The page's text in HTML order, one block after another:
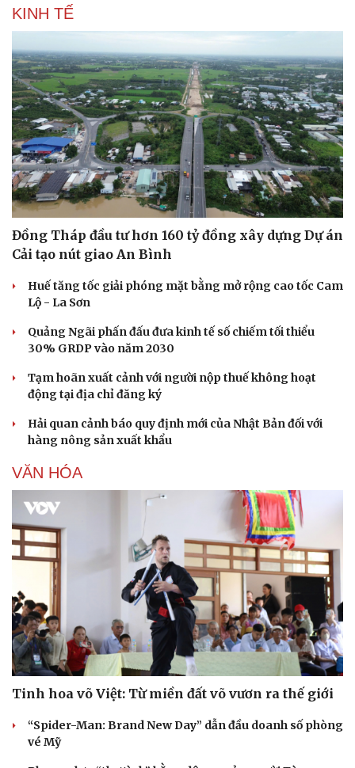
Sức khỏe
Dinh dưỡng - món ngon
Sản phụ khoa
Nhi khoa
Nam khoa
Làm đẹp - giảm cân
Phòng mạch online
Ăn sạch sống khỏe
Đời sống
KINH TẾ
Đồng Tháp đầu tư hơn 160 tỷ đồng xây dựng Dự án
Cải tạo nút giao An Bình
Huế tăng tốc giải phóng mặt bằng mở rộng cao tốc Cam
Lộ - La Sơn
Quảng Ngãi phấn đấu đưa kinh tế số chiếm tối thiểu
30% GRDP vào năm 2030
Tạm hoãn xuất cảnh với người nộp thuế không hoạt
động tại địa chỉ đăng ký
Hải quan cảnh báo quy định mới của Nhật Bản đối với
hàng nông sản xuất khẩu
VĂN HÓA
Tinh hoa võ Việt: Từ miền đất võ vươn ra thế giới
“Spider-Man: Brand New Day” dẫn đầu doanh số phòng
vé Mỹ